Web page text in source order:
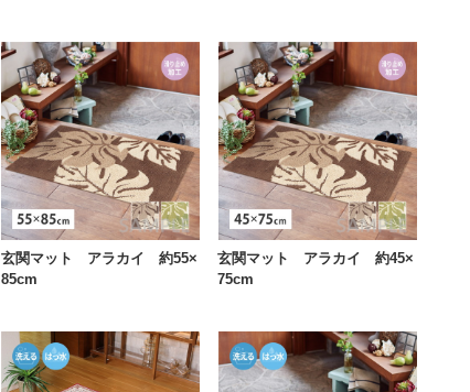
玄関マット アラカイ 約55×
85cm
玄関マット アラカイ 約45×
75cm